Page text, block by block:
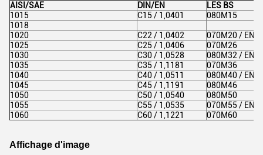
AISI/SAE DIN/EN
LES BS
1015
C15 / 1,0401
080M15
1018
1020
C22 / 1,0402
070M20 / EN3
1025
C25 / 1,0406
070M26
1030
C30 / 1,0528
080M32 / EN5
1035
C35 / 1,1181
070M36
1040
C40 / 1,0511
080M40 / EN8
1045
C45 / 1,1191
080M46
1050
C50 / 1,0540
080M50
1055
C55 / 1,0535
070M55 / EN9
1060
C60 / 1,1221 070M60
Affichage d'image